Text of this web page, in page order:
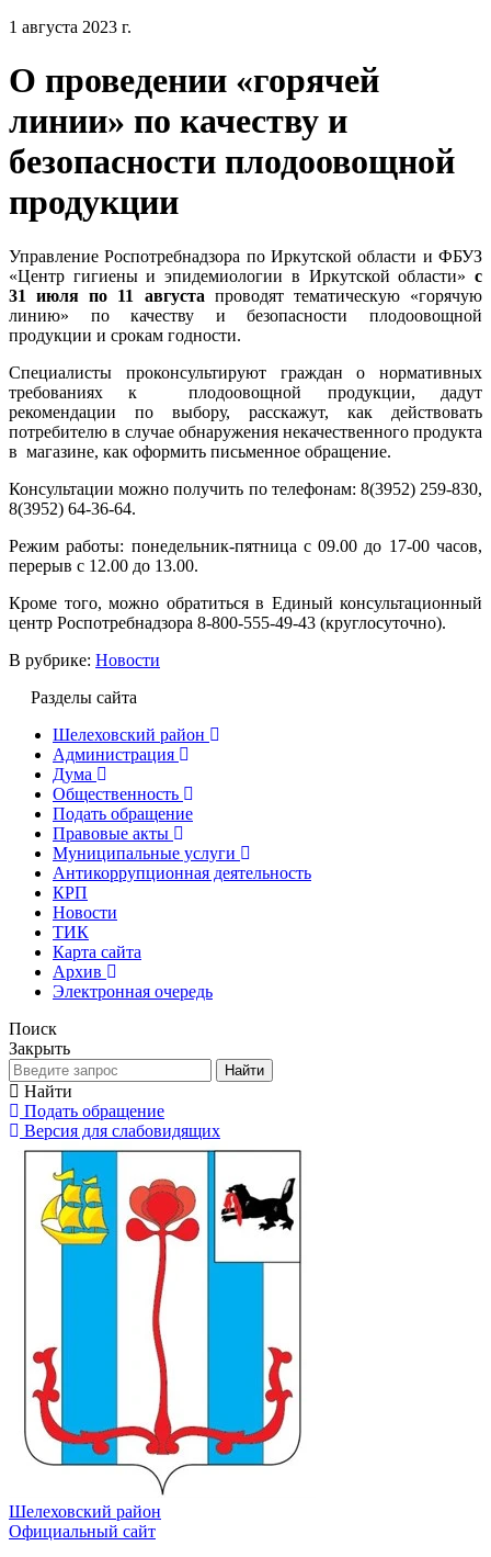
1 августа 2023 г.
О проведении «горячей
линии» по качеству и
безопасности плодоовощной
продукции
Управление Роспотребнадзора по Иркутской области и ФБУЗ
«Центр гигиены и эпидемиологии в Иркутской области» с
31 июля по 11 августа проводят тематическую «горячую
линию» по качеству и безопасности плодоовощной
продукции и срокам годности.
Специалисты проконсультируют граждан о нормативных
требованиях к плодоовощной продукции, дадут
рекомендации по выбору, расскажут, как действовать
потребителю в случае обнаружения некачественного продукта
в магазине, как оформить письменное обращение.
Консультации можно получить по телефонам: 8(3952) 259-830,
8(3952) 64-36-64.
Режим работы: понедельник-пятница с 09.00 до 17-00 часов,
перерыв с 12.00 до 13.00.
Кроме того, можно обратиться в Единый консультационный
центр Роспотребнадзора 8-800-555-49-43 (круглосуточно).
В рубрике: Новости
Разделы сайта
Шелеховский район
Администрация
Дума
Общественность
Подать обращение
Правовые акты
Муниципальные услуги
Антикоррупционная деятельность
КРП
Новости
ТИК
Карта сайта
Архив
Электронная очередь
Поиск
Закрыть
Найти
Найти
Подать обращение
Версия для слабовидящих
Шелеховский район
Официальный сайт